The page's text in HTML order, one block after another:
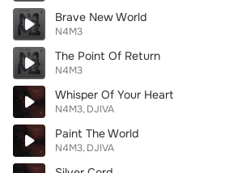
Brave New World
N4M3
The Point Of Return
N4M3
Whisper Of Your Heart
N4M3 DJIVA
Paint The World
N4M3 DJIVA